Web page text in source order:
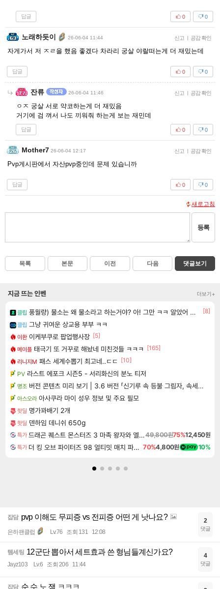
답글 0
0
노래하듯이 26-06-04 11:44 신고 | 공감 확인
자게가서 저 ㅈㄹ을 했음 좋겠다 차라리 궁살 야랄떠는게 더 재밌는데
답글 0
0
잔류 26-06-04 11:46 신고 | 공감 확인
ㅇㅈ 궁살 서로 약코하는게 더 재밌음
거기에 검 껴서 나도 끼워줘 하는게 보는 재민데
답글 0
0
Mother7 26-06-04 12:17 신고 | 공감 확인
Pvp게시판에서 자산pvp중인데 문제 있습니까
답글 0
0
새로고침
등록
목록 본문 이전 다음 댓글보기
지금 뜨는 인벤 더보기+
클립 풍월량) 물소는 왜 물소라고 하는거야? 아! 그만 ㅋㅋ 알았어 ㅋㅋ
[8]
클립 그냥 귀여운 상교용 부부 ㅋㅋ
이환 이케부쿠로 팝업행사장 [5]
메이플 태극기 또 거꾸로 해놨네 미친것들 ㅋㅋㅋ
[165]
리니지M 패스 세계수뽑기 최고네..ㄷㄷ
[10]
PV 라스트 에포크 시즌5 - 서리화신의 분노 티저
명조 버전 콘텐츠 미리 보기 | 3.6 버전 「신기루 속 등불 그림자, 속세에 깃든 검의 결심」이 8월 20일에 업데이트됩니다!
아스오라 아사쿠라 마이 성우 정보 및 주요 필모
핫딜 명가꽈배기 2개
핫딜 덴하임 데니쉬 650g
특가 드래곤 퀘스트 몬스터즈 3 마족 왕자와 엘프의 여행 Dragon Quest Monsters The Dark Prince49,800원75%12,450원
특가 더 킹 오브 파이터즈 98 얼티밋 매치 파이널 에디션 THE KING OF FIGHTERS 98 ULTIMATE MATCH FINAL EDITION 70%4,800원 10%
잡담 pvp 이해도 무피증 vs 전피증 어떤 게 낫나요?
은하팬클럽 Lv.76 조회 131 12:08
2
댓글
템세팅 12군단 뽑아서 세트효과 쓴 형님들계신가요?
Jayz103 Lv.6 조회 206 11:44
4
댓글
잡담 순 수 노 잼 ㅋㅋㅋ